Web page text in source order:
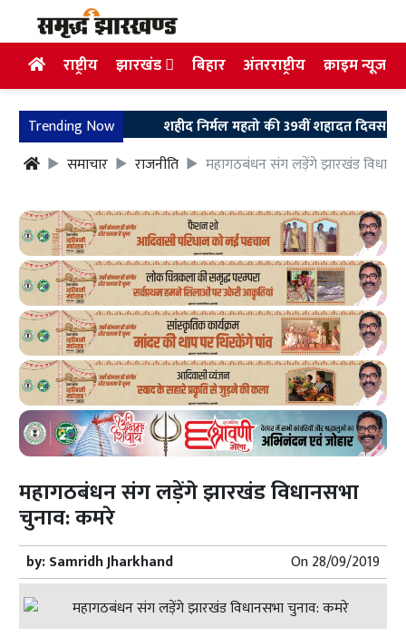
राष्ट्रीय झारखंड बिहार अंतरराष्ट्रीय क्राइम न्यूज
Trending Now
शहीद निर्मल महतो की 39वीं शहादत दिवस पर
समाचार
राजनीति महागठबंधन संग लड़ेंगे झारखंड
महागठबंधन संग लड़ेंगे झारखंड विधानसभा
चुनाव: कमरे
by:Samridh Jharkhand On28/09/2019